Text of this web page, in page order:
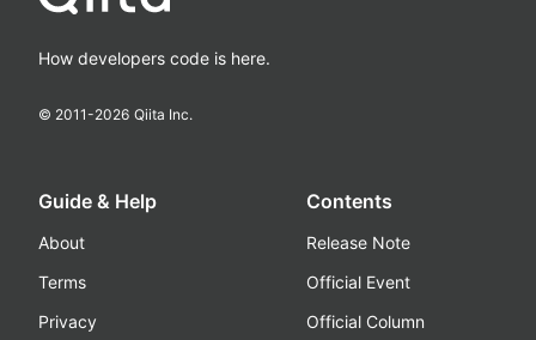
How developers code is here.
© 2011-2026 Qiita Inc.
Guide & Help
About
Terms
Privacy
Contents
Release Note
Official Event
Official Column